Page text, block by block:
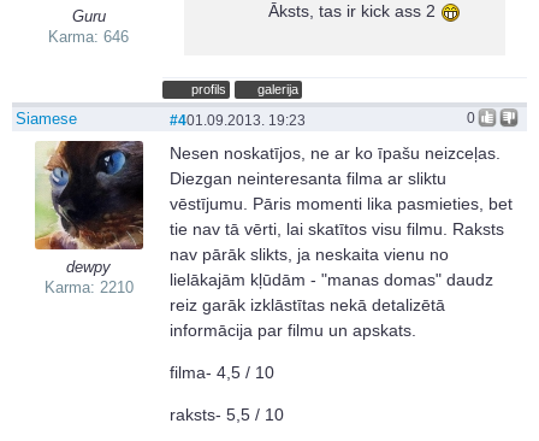
Guru
Karma: 646
Āksts, tas ir kick ass 2
profils galerija
Siamese
dewpy
Karma: 2210
0
#401.09.2013. 19:23
Nesen noskatījos, ne ar ko īpašu neizceļas.
Diezgan neinteresanta filma ar sliktu
vēstījumu. Pāris momenti lika pasmieties, bet
tie nav tā vērti, lai skatītos visu filmu. Raksts
nav pārāk slikts, ja neskaita vienu no
lielākajām kļūdām - "manas domas" daudz
reiz garāk izklāstītas nekā detalizētā
informācija par filmu un apskats.
filma- 4,5 / 10
raksts- 5,5 / 10